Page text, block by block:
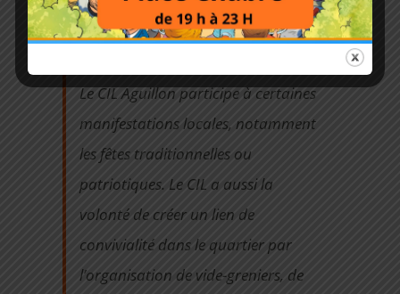
directement aux adhérents, en
fonction de leur délégation.
Le CIL Aguillon participe à certaines
manifestations locales, notamment
les fêtes traditionnelles ou
patriotiques. Le CIL a aussi la
volonté de créer un lien de
convivialité dans le quartier par
l’organisation de vide-greniers, de